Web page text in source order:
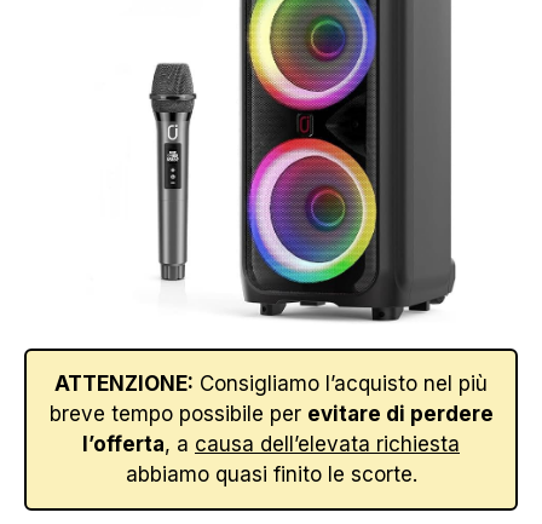
ATTENZIONE: Consigliamo l’acquisto nel più
breve tempo possibile per evitare di perdere
l’offerta, a causa dell’elevata richiesta
abbiamo quasi finito le scorte.